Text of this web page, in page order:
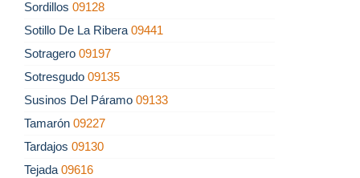
Sordillos 09128
Sotillo De La Ribera 09441
Sotragero 09197
Sotresgudo 09135
Susinos Del Páramo 09133
Tamarón 09227
Tardajos 09130
Tejada 09616